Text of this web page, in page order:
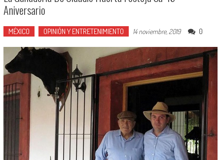
Aniversario
MÉXICO OPINIÓN Y ENTRETENIMIENTO 14 noviembre, 2019 0